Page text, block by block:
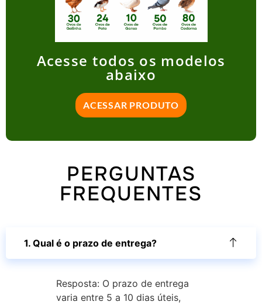
Acesse todos os modelos
abaixo
ACESSAR PRODUTO
PERGUNTAS
FREQUENTES
1. Qual é o prazo de entrega?
Resposta: O prazo de entrega
varia entre 5 a 10 dias úteis,